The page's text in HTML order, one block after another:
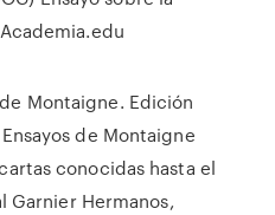
Montaigne. Edición
de Montaigne
conocidas hasta el
Garnier Hermanos,